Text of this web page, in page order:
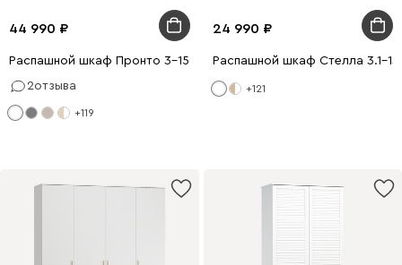
44 990
Распашной шкаф Пронто 3-150x220 Белый с зеркалом
2отзыва
+119
24 990
Распашной шкаф Стелла 3.1-
+121